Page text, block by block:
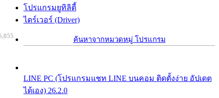
โปรแกรมยูทิลิตี้
ไดร์เวอร์ (Driver)
ค้นหาจากหมวดหมู่ โปรแกรม
LINE PC (โปรแกรมแชท LINE บนคอม ติดตั้งง่าย อัปเดต
ได้เอง) 26.2.0